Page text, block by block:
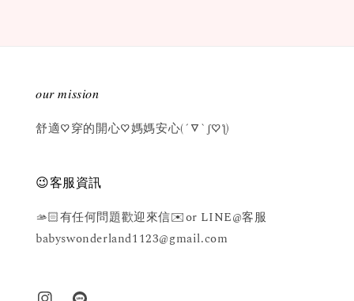
𝑜𝑢𝑟 𝑚𝑖𝑠𝑠𝑖𝑜𝑛
舒適♡穿的開心♡媽媽安心(´▽`ʃ♡ƪ)
😉客服資訊
🫴🏻有任何問題歡迎來信✉️or LINE@客服
babyswonderland1123@gmail.com